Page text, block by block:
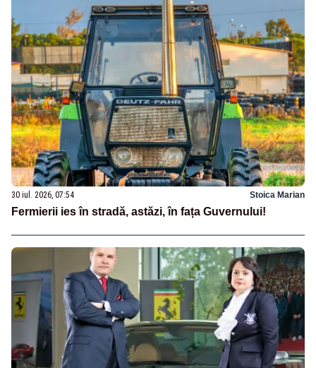
30 iul. 2026, 07:54 Stoica Marian
Fermierii ies în stradă, astăzi, în fața Guvernului!